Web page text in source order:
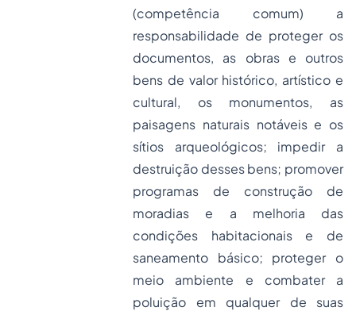
(competência comum) a
responsabilidade de proteger os
documentos, as obras e outros
bens de valor histórico, artístico e
cultural, os monumentos, as
paisagens naturais notáveis e os
sítios arqueológicos; impedir a
destruição desses bens; promover
programas de construção de
moradias e a melhoria das
condições habitacionais e de
saneamento básico; proteger o
meio ambiente e combater a
poluição em qualquer de suas